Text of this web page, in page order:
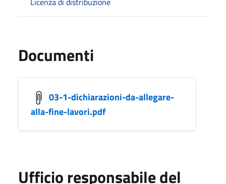
Documenti
03-1-dichiarazioni-da-allegare-
alla-fine-lavori.pdf
Ufficio responsabile del